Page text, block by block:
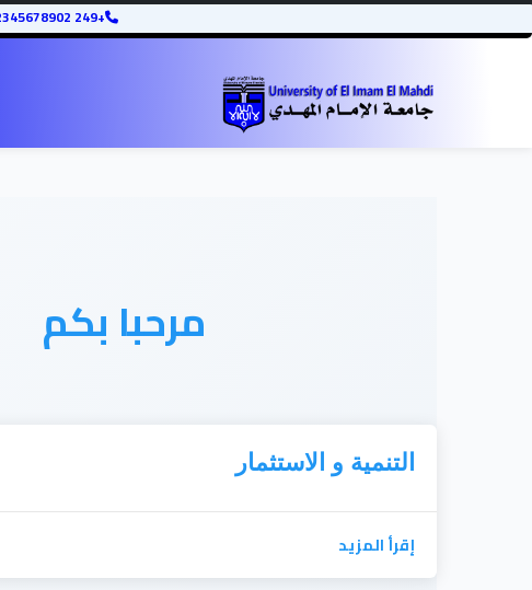
+249 12345678902
مرحبا بكم
التنمية و الاستثمار
إقرأ المزيد